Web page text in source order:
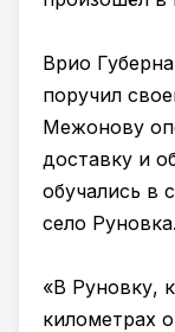
Врио
поручил
Межонову
доставку и
обучались в
село Руновка.
«В Руновку,
километрах